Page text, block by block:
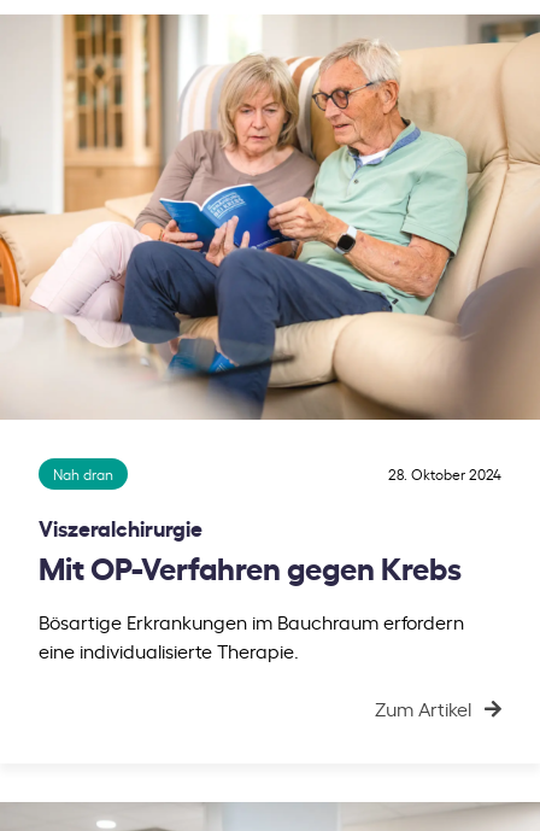
Nah dran 28. Oktober 2024
Viszeralchirurgie
Mit OP-Verfahren gegen Krebs
Bösartige Erkrankungen im Bauchraum erfordern
eine individualisierte Therapie.
Zum Artikel